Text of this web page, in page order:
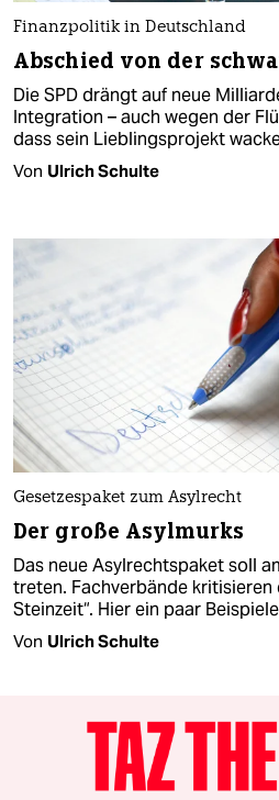
Finanzpolitik in Deutschland
Abschied von der
Die SPD drängt auf neue
Integration – auch wegen der
dass sein Lieblingsprojekt
Von Ulrich Schulte
Gesetzespaket zum Asylrecht
Der große Asylmurks
Das neue Asylrechtspaket soll
treten. Fachverbände kritisieren
Steinzeit“. Hier ein paar
Von Ulrich Schulte